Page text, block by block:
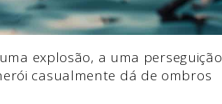
explosão, a uma perseguição
casualmente dá de ombros